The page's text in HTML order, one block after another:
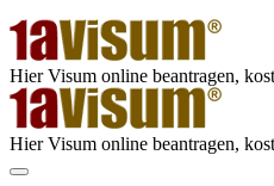
Hier Visum online beantragen,
Hier Visum online beantragen,